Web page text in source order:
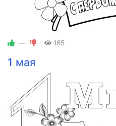
— 165
1 мая